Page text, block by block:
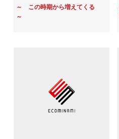
～ この時期から増えてくる
～